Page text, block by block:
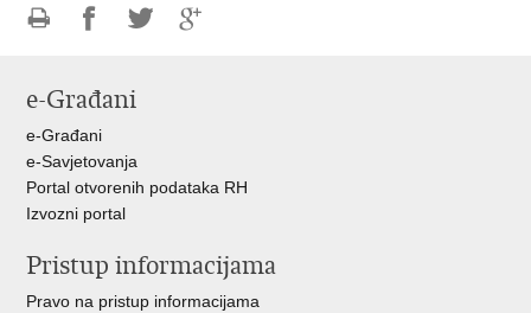
FacebookuTwitteru
e-Građani
e-Građani
e-Savjetovanja
Portal otvorenih podataka RH
Izvozni portal
Pristup informacijama
Pravo na pristup informacijama